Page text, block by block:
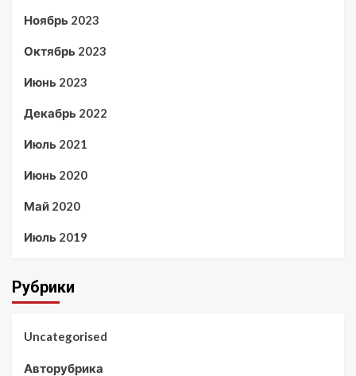
Ноябрь 2023
Октябрь 2023
Июнь 2023
Декабрь 2022
Июль 2021
Июнь 2020
Май 2020
Июль 2019
Рубрики
Uncategorised
Авторубрика